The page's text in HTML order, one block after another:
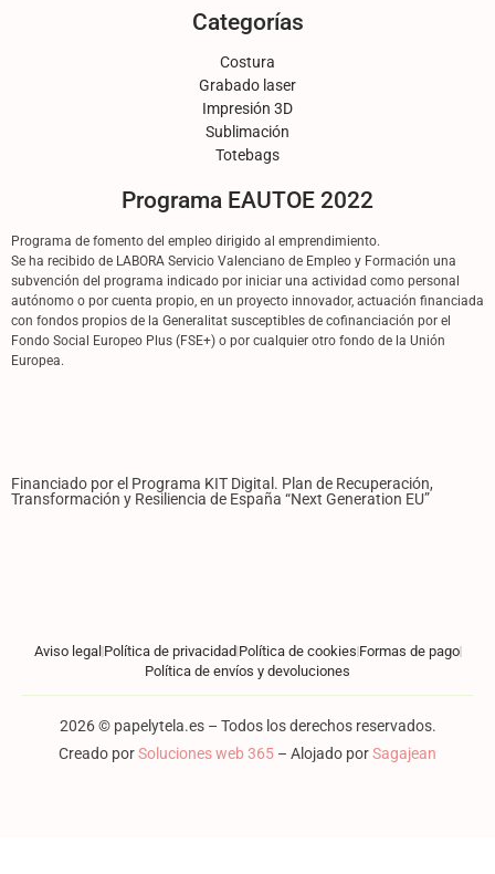
Categorías
Costura
Grabado laser
Impresión 3D
Sublimación
Totebags
Programa EAUTOE 2022
Programa de fomento del empleo dirigido al emprendimiento.
Se ha recibido de LABORA Servicio Valenciano de Empleo y Formación una
subvención del programa indicado por iniciar una actividad como personal
autónomo o por cuenta propio, en un proyecto innovador, actuación financiada
con fondos propios de la Generalitat susceptibles de cofinanciación por el
Fondo Social Europeo Plus (FSE+) o por cualquier otro fondo de la Unión
Europea.
Financiado por el Programa KIT Digital. Plan de Recuperación,
Transformación y Resiliencia de España “Next Generation EU”
Aviso legal Política de privacidadPolítica de cookiesFormas de pago
Política de envíos y devoluciones
2026 © papelytela.es – Todos los derechos reservados.
Creado porSoluciones web 365 – Alojado porSagajean